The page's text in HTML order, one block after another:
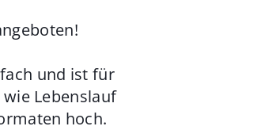
und ist für
Lebenslauf
hoch.